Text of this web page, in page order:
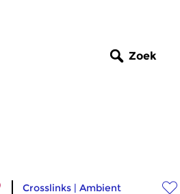
Zoek
Crosslinks | Ambient